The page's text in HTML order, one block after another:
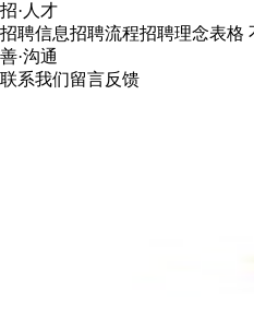
招·人才
招聘信息招聘流程招聘理念表格
善·沟通
联系我们留言反馈